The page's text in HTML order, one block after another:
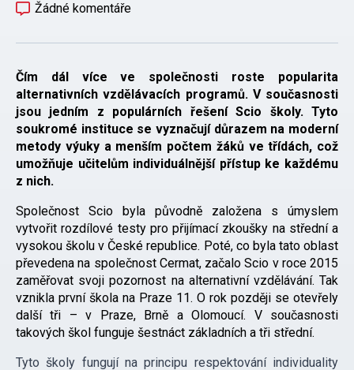
Žádné komentáře
Čím dál více ve společnosti roste popularita
alternativních vzdělávacích programů. V současnosti
jsou jedním z populárních řešení Scio školy. Tyto
soukromé instituce se vyznačují důrazem na moderní
metody výuky a menším počtem žáků ve třídách, což
umožňuje učitelům individuálnější přístup ke každému
z nich.
Společnost Scio byla původně založena s úmyslem
vytvořit rozdílové testy pro přijímací zkoušky na střední a
vysokou školu v České republice. Poté, co byla tato oblast
převedena na společnost Cermat, začalo Scio v roce 2015
zaměřovat svoji pozornost na alternativní vzdělávání. Tak
vznikla první škola na Praze 11. O rok později se otevřely
další tři – v Praze, Brně a Olomoucí. V současnosti
takových škol funguje šestnáct základních a tři střední.
Tyto školy fungují na principu respektování individuality